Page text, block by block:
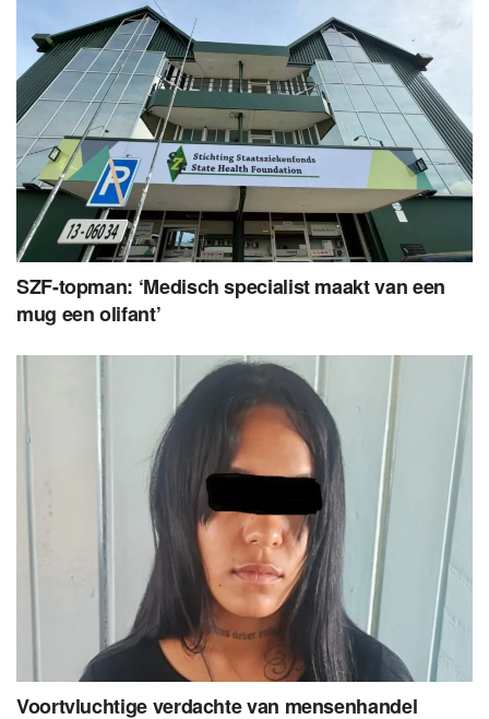
SZF-topman: ‘Medisch specialist maakt van een
mug een olifant’
Voortvluchtige verdachte van mensenhandel